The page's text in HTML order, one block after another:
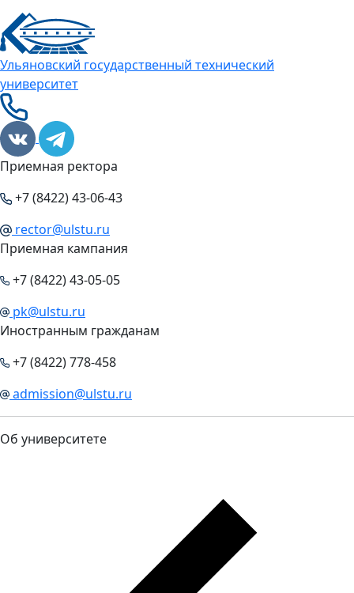
Ульяновский государственный технический
университет
Приемная ректора
+7 (8422) 43-06-43
rector@ulstu.ru
Приемная кампания
+7 (8422) 43-05-05
pk@ulstu.ru
Иностранным гражданам
+7 (8422) 778-458
admission@ulstu.ru
Об университете